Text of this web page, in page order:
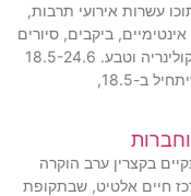
עשרות אירועי תרבות,
ביקבים, סיורים
מודרכים, קטיף עצמי, קולינריה וטבע. 18.5-24.6
ב-18.5,
בקצרין ערב הוקרה
חיים אלטיט, שבתקופת